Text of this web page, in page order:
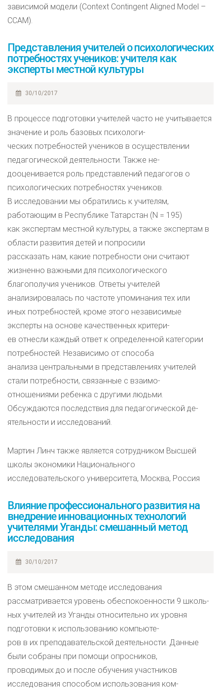
зависимой модели (Context Contingent Aligned Model –
CCAM).
Представления учителей о психологических
потребностях учеников: учителя как
эксперты местной культуры
30/10/2017
В процессе подготовки учителей часто не учитывается
значение и роль базовых психологи-
ческих потребностей учеников в осуществлении
педагогической деятельности. Также не-
дооценивается роль представлений педагогов о
психологических потребностях учеников.
В исследовании мы обратились к учителям,
работающим в Республике Татарстан (N = 195)
как экспертам местной культуры, а также экспертам в
области развития детей и попросили
рассказать нам, какие потребности они считают
жизненно важными для психологического
благополучия учеников. Ответы учителей
анализировалась по частоте упоминания тех или
иных потребностей, кроме этого независимые
эксперты на основе качественных критери-
ев отнесли каждый ответ к определенной категории
потребностей. Независимо от способа
анализа центральными в представлениях учителей
стали потребности, связанные с взаимо-
отношениями ребенка с другими людьми.
Обсуждаются последствия для педагогической де-
ятельности и исследований.
Мартин Линч также является сотрудником Высшей
школы экономики Национального
исследовательского университета, Москва, Россия
Влияние профессионального развития на
внедрение инновационных технологий
учителями Уганды: смешанный метод
исследования
30/10/2017
В этом смешанном методе исследования
рассматривается уровень обеспокоенности 9 школь-
ных учителей из Уганды относительно их уровня
подготовки к использованию компьюте-
ров в их преподавательской деятельности. Данные
были собраны при помощи опросников,
проводимых до и после обучения участников
исследования способом использования ком-